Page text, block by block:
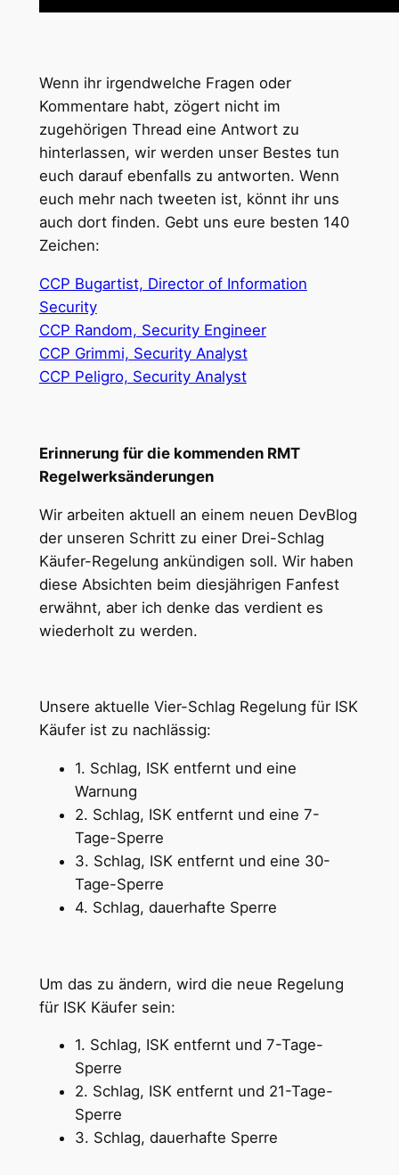
Wenn ihr irgendwelche Fragen oder
Kommentare habt, zögert nicht im
zugehörigen Thread eine Antwort zu
hinterlassen, wir werden unser Bestes tun
euch darauf ebenfalls zu antworten. Wenn
euch mehr nach tweeten ist, könnt ihr uns
auch dort finden. Gebt uns eure besten 140
Zeichen:
CCP Bugartist, Director of Information
Security
CCP Random, Security Engineer
CCP Grimmi, Security Analyst
CCP Peligro, Security Analyst
Erinnerung für die kommenden RMT
Regelwerksänderungen
Wir arbeiten aktuell an einem neuen DevBlog
der unseren Schritt zu einer Drei-Schlag
Käufer-Regelung ankündigen soll. Wir haben
diese Absichten beim diesjährigen Fanfest
erwähnt, aber ich denke das verdient es
wiederholt zu werden.
Unsere aktuelle Vier-Schlag Regelung für ISK
Käufer ist zu nachlässig:
1. Schlag, ISK entfernt und eine
Warnung
2. Schlag, ISK entfernt und eine 7-
Tage-Sperre
3. Schlag, ISK entfernt und eine 30-
Tage-Sperre
4. Schlag, dauerhafte Sperre
Um das zu ändern, wird die neue Regelung
für ISK Käufer sein:
1. Schlag, ISK entfernt und 7-Tage-
Sperre
2. Schlag, ISK entfernt und 21-Tage-
Sperre
3. Schlag, dauerhafte Sperre